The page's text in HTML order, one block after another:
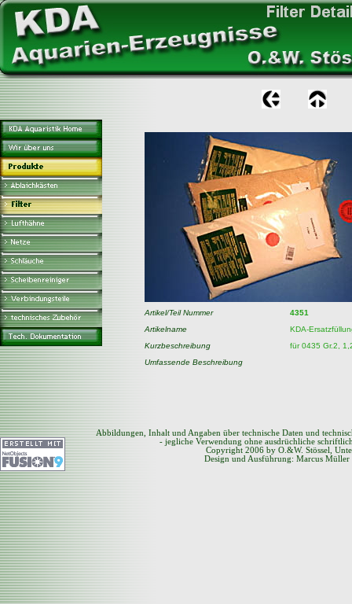
Artikel/Teil Nummer
4351
Artikelname
KDA-
Kurzbeschreibung
für 0435 Gr.2,
Umfassende Beschreibung
Abbildungen, Inhalt und Angaben über technische Daten und
- jegliche Verwendung ohne ausdrüchliche
Copyright 2006 by O.&W. Stössel,
Design und Ausführung: Marcus